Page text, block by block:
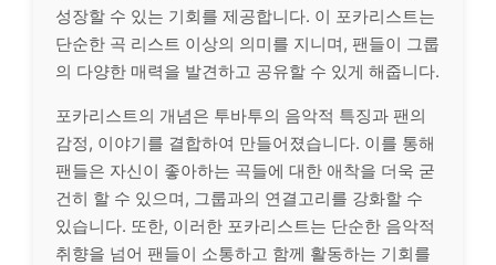
성장할 수 있는 기회를 제공합니다. 이 포카리스트는
단순한 곡 리스트 이상의 의미를 지니며, 팬들이 그룹
의 다양한 매력을 발견하고 공유할 수 있게 해줍니다.
포카리스트의 개념은 투바투의 음악적 특징과 팬의
감정, 이야기를 결합하여 만들어졌습니다. 이를 통해
팬들은 자신이 좋아하는 곡들에 대한 애착을 더욱 굳
건히 할 수 있으며, 그룹과의 연결고리를 강화할 수
있습니다. 또한, 이러한 포카리스트는 단순한 음악적
취향을 넘어 팬들이 소통하고 함께 활동하는 기회를